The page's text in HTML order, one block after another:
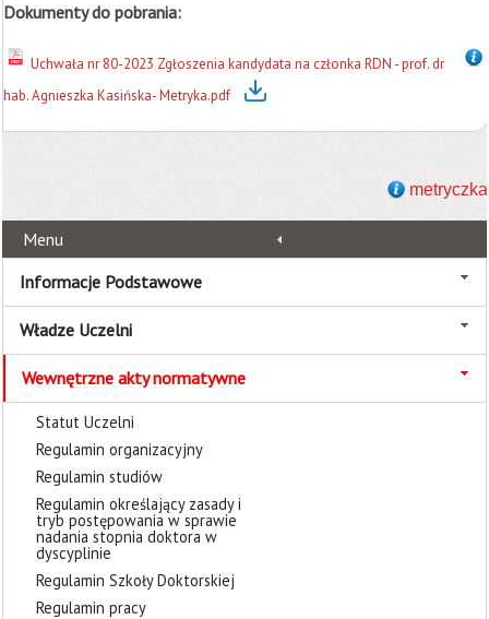
Dokumenty do pobrania:
Uchwała nr 80-2023 Zgłoszenia kandydata na członka RDN - prof. dr
hab. Agnieszka Kasińska- Metryka.pdf
metryczka
Menu
Informacje Podstawowe
Władze Uczelni
Wewnętrzne akty normatywne
Statut Uczelni
Regulamin organizacyjny
Regulamin studiów
Regulamin określający zasady i
tryb postępowania w sprawie
nadania stopnia doktora w
dyscyplinie
Regulamin Szkoły Doktorskiej
Regulamin pracy